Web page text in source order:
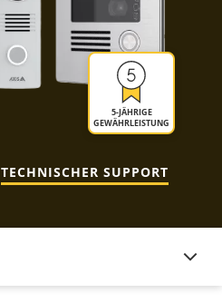
5-JÄHRIGE
GEWÄHRLEISTUNG
TECHNISCHER SUPPORT